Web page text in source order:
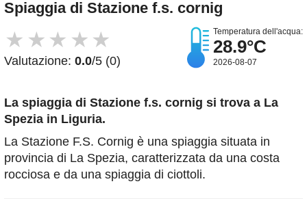
Spiaggia di Stazione f.s. cornig
★ ★ ★ ★ ★
Valutazione: 0.0/5 (0)
Temperatura dell'acqua:
28.9°C
2026-08-07
La spiaggia di Stazione f.s. cornig si trova a La
Spezia in Liguria.
La Stazione F.S. Cornig è una spiaggia situata in
provincia di La Spezia, caratterizzata da una costa
rocciosa e da una spiaggia di ciottoli.